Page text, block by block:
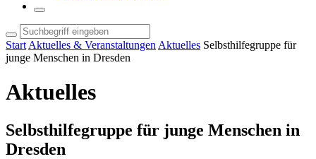
Start Aktuelles & Veranstaltungen Aktuelles Selbsthilfegruppe für
junge Menschen in Dresden
Aktuelles
Selbsthilfegruppe für junge Menschen in
Dresden